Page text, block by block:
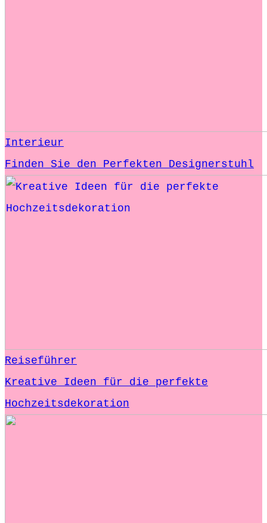
Interieur
Finden Sie den Perfekten Designerstuhl
Reiseführer
Kreative Ideen für die perfekte
Hochzeitsdekoration